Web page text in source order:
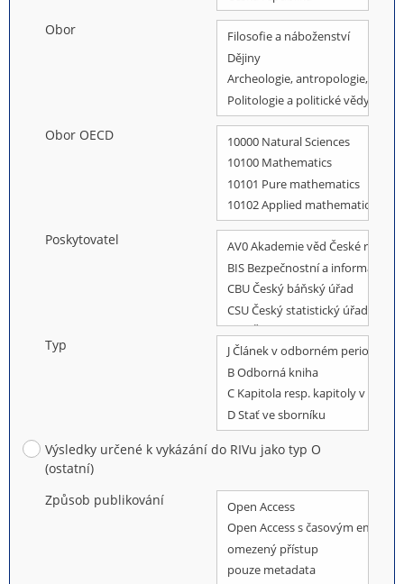
Obor
Obor OECD
Poskytovatel
Typ
Výsledky určené k vykázání do RIVu jako typ O
(ostatní)
Způsob publikování